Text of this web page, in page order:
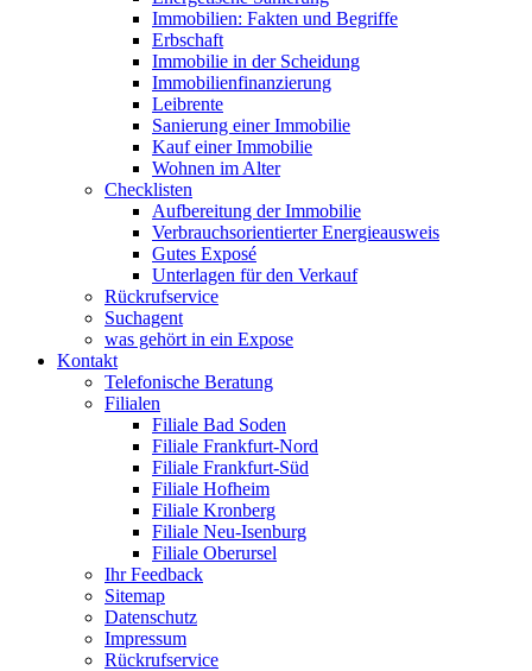
Immobilien: Fakten und Begriffe
Erbschaft
Immobilie in der Scheidung
Immobilienfinanzierung
Leibrente
Sanierung einer Immobilie
Kauf einer Immobilie
Wohnen im Alter
Checklisten
Aufbereitung der Immobilie
Verbrauchsorientierter Energieausweis
Gutes Exposé
Unterlagen für den Verkauf
Rückrufservice
Suchagent
was gehört in ein Expose
Kontakt
Telefonische Beratung
Filialen
Filiale Bad Soden
Filiale Frankfurt-Nord
Filiale Frankfurt-Süd
Filiale Hofheim
Filiale Kronberg
Filiale Neu-Isenburg
Filiale Oberursel
Ihr Feedback
Sitemap
Datenschutz
Impressum
Rückrufservice